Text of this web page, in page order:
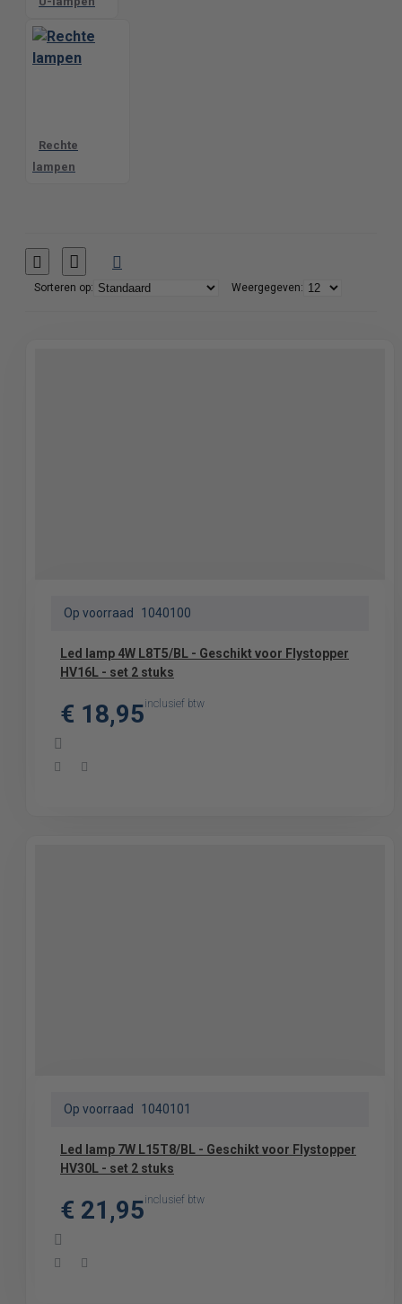
Rechte
lampen
Sorteren op: Weergegeven:
Op voorraad 1040100
Led lamp 4W L8T5/BL - Geschikt voor Flystopper
HV16L - set 2 stuks
€ 18,95inclusief btw
Op voorraad 1040101
Led lamp 7W L15T8/BL - Geschikt voor Flystopper
HV30L - set 2 stuks
€ 21,95inclusief btw